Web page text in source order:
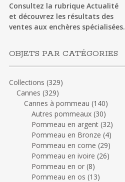
Consultez la rubrique Actualité
et découvrez les résultats des
ventes aux enchères spécialisées.
OBJETS PAR CATÉGORIES
Collections (329)
Cannes (329)
Cannes à pommeau (140)
Autres pommeaux (30)
Pommeau en argent (32)
Pommeau en Bronze (4)
Pommeau en corne (29)
Pommeau en ivoire (26)
Pommeau en or (8)
Pommeau en os (13)